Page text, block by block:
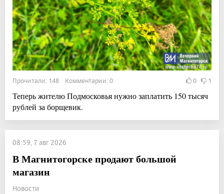
Прочитали: 148 Комментарии: 0 0 1
Теперь жителю Подмосковья нужно заплатить 150 тысяч
рублей за борщевик.
08:59, 7 авг 2026
В Магнитогорске продают большой
магазин
Новости